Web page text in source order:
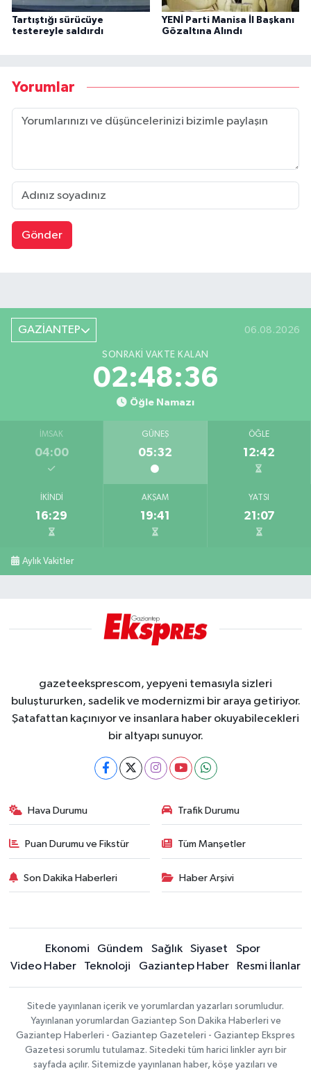
Tartıştığı sürücüye
testereyle saldırdı
YENİ Parti Manisa İl Başkanı
Gözaltına Alındı
Yorumlar
Gönder
GAZİANTEP 06.08.2026
SONRAKI VAKTE KALAN
02:48:35
Öğle Namazı
İMSAK
04:00
GÜNEŞ
05:32
ÖĞLE
12:42
İKINDI
16:29
AKŞAM
19:41
YATSI
21:07
Aylık Vakitler
gazeteeksprescom, yepyeni temasıyla sizleri
buluştururken, sadelik ve modernizmi bir araya getiriyor.
Şatafattan kaçınıyor ve insanlara haber okuyabilecekleri
bir altyapı sunuyor.
Hava Durumu Trafik Durumu
Puan Durumu ve Fikstür Tüm Manşetler
Son Dakika Haberleri Haber Arşivi
Ekonomi Gündem Sağlık Siyaset
Spor
Video Haber
Teknoloji Gaziantep Haber Resmi İlanlar
Sitede yayınlanan içerik ve yorumlardan yazarları sorumludur.
Yayınlanan yorumlardan Gaziantep Son Dakika Haberleri ve
Gaziantep Haberleri - Gaziantep Gazeteleri - Gaziantep Ekspres
Gazetesi sorumlu tutulamaz. Sitedeki tüm harici linkler ayrı bir
sayfada açılır. Sitemizde yayınlanan haber, köşe yazıları ve